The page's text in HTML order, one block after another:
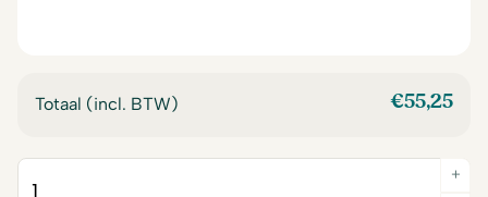
Totaal (incl. BTW) €55,25
+